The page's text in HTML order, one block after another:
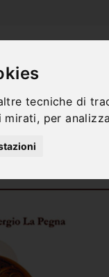
tecniche di
mirati, perHOME